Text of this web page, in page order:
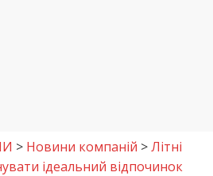
> Новини компаній >Літні
ідеальний відпочинок